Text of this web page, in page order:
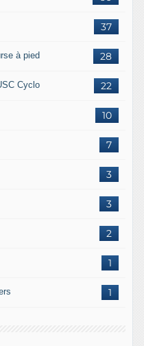
37
28
à pied
22
Cyclo
10
7
3
3
2
1
1